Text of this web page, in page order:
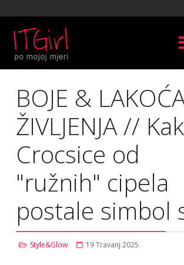
BOJE &
ŽIVLJENJA //
Crocsice od
"ružnih" cipela
postale simbol
Style&Glow 19 Travanj 2025